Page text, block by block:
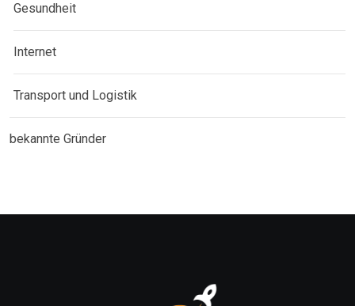
Gesundheit
Internet
Transport und Logistik
bekannte Gründer